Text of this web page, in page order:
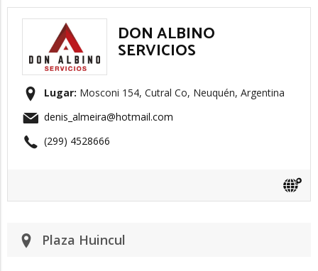
DON ALBINO
SERVICIOS
Lugar: Mosconi 154, Cutral Co, Neuquén, Argentina
denis_almeira@hotmail.com
(299) 4528666
Plaza Huincul